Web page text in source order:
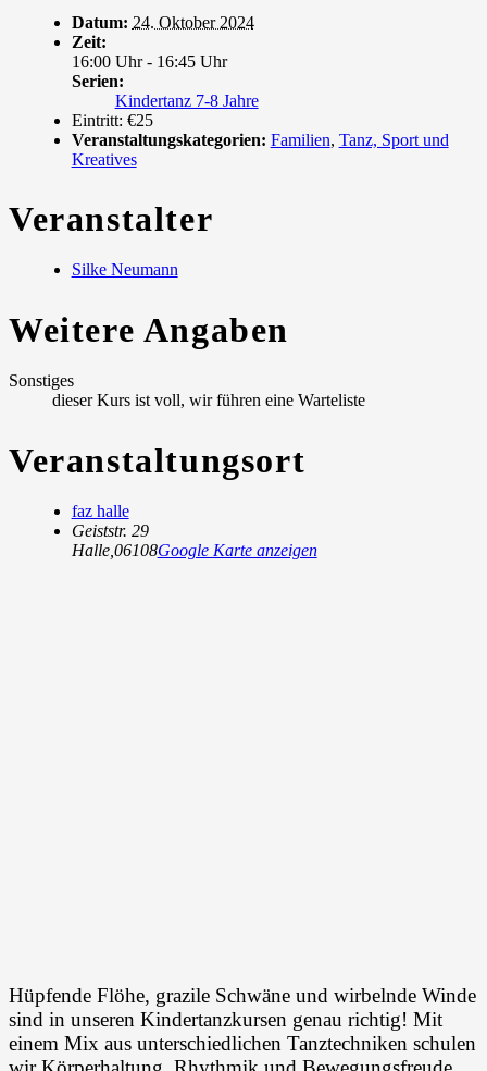
Datum: 24. Oktober 2024
Zeit:
16:00 Uhr - 16:45 Uhr
Serien:
Kindertanz 7-8 Jahre
Eintritt: €25
Veranstaltungskategorien: Familien, Tanz, Sport und
Kreatives
Veranstalter
Silke Neumann
Weitere Angaben
Sonstiges
dieser Kurs ist voll, wir führen eine Warteliste
Veranstaltungsort
faz halle
Geiststr. 29
Halle, 06108Google Karte anzeigen
Hüpfende Flöhe, grazile Schwäne und wirbelnde Winde
sind in unseren Kindertanzkursen genau richtig! Mit
einem Mix aus unterschiedlichen Tanztechniken schulen